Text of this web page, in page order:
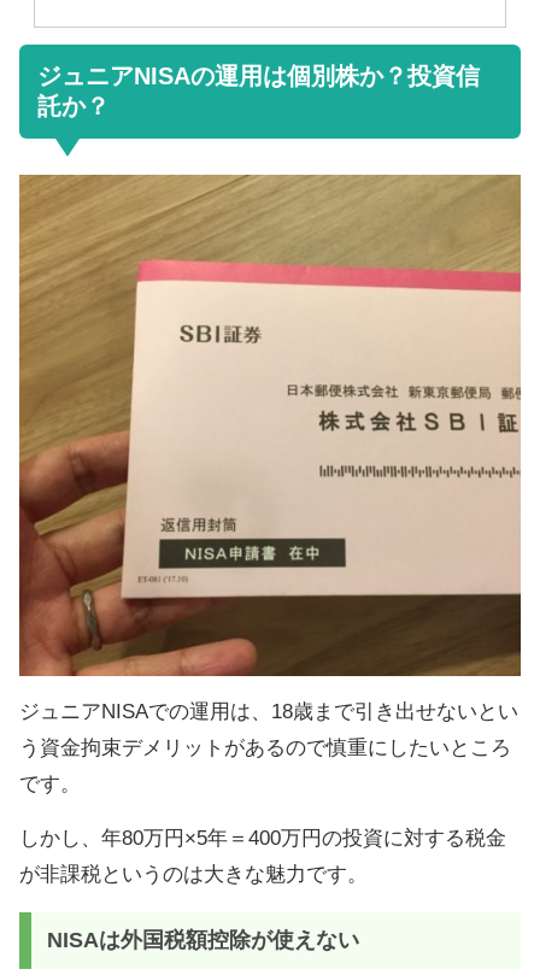
ジュニアNISAの運用は個別株か？投資信
託か？
ジュニアNISAでの運用は、18歳まで引き出せないとい
う資金拘束デメリットがあるので慎重にしたいところ
です。
しかし、年80万円×5年＝400万円の投資に対する税金
が非課税というのは大きな魅力です。
NISAは外国税額控除が使えない